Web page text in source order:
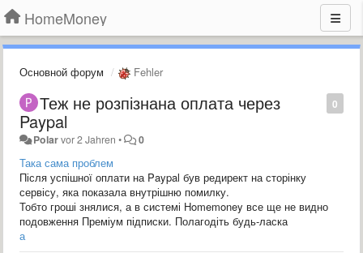
HomeMoney
Основной форум Fehler
0
Теж не розпізнана оплата через
Paypal
Polarvor 2 Jahren • 0
Така сама проблем
Після успішної оплати на Paypal був редирект на сторінку
сервісу, яка показала внутрішню помилку.
Тобто гроші знялися, а в системі Homemoney все ще не видно
подовження Преміум підписки. Полагодіть будь-ласка
а